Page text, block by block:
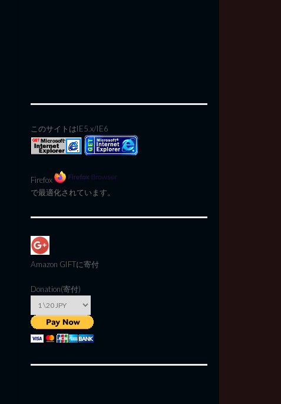
このサイトはIE5.x/IE6
Firefox
で最適化されています。
Amazon GIFTに寄付
Donation(寄付)